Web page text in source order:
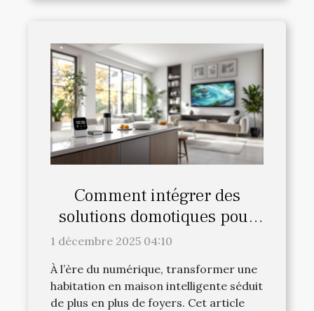
Comment intégrer des
solutions domotiques pour
une maison intelligente ?
1 décembre 2025 04:10
À l’ère du numérique, transformer une
habitation en maison intelligente séduit
de plus en plus de foyers. Cet article